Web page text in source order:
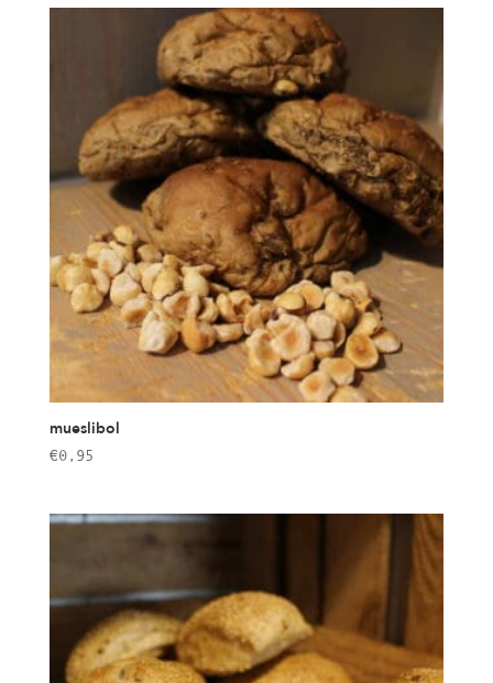
mueslibol
€0,95